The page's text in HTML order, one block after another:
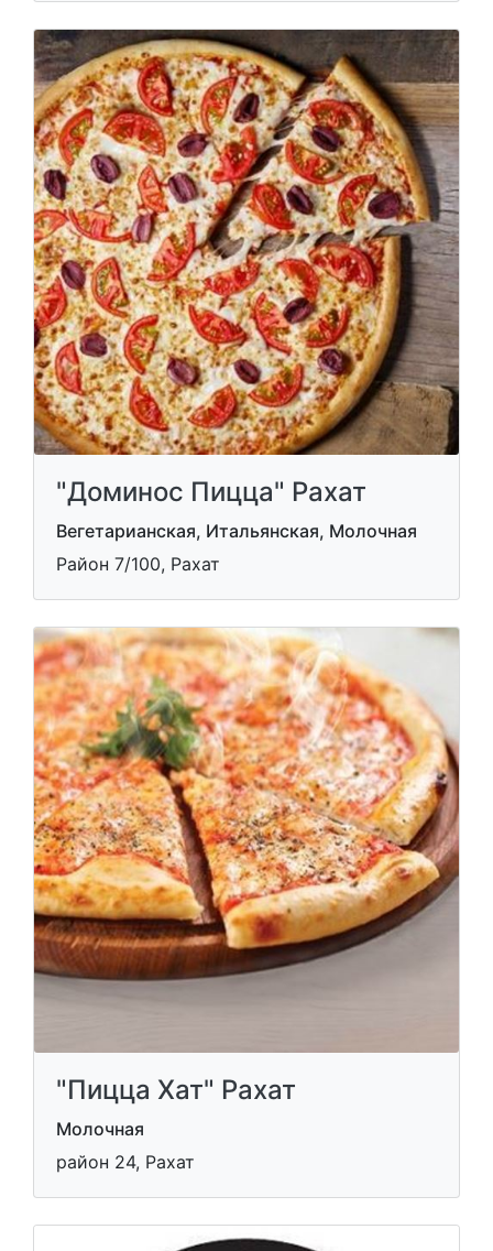
"Доминос Пицца" Рахат
Вегетарианская, Итальянская, Молочная
Район 7/100, Рахат
"Пицца Хат" Рахат
Молочная
район 24, Рахат